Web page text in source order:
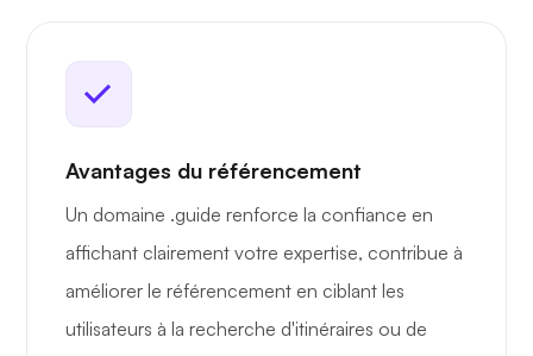
Avantages du référencement
Un domaine .guide renforce la confiance en
affichant clairement votre expertise, contribue à
améliorer le référencement en ciblant les
utilisateurs à la recherche d'itinéraires ou de